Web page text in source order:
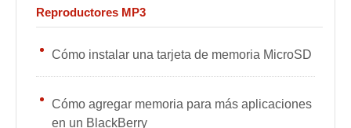
Reproductores MP3
Cómo instalar una tarjeta de memoria MicroSD
Cómo agregar memoria para más aplicaciones
en un BlackBerry